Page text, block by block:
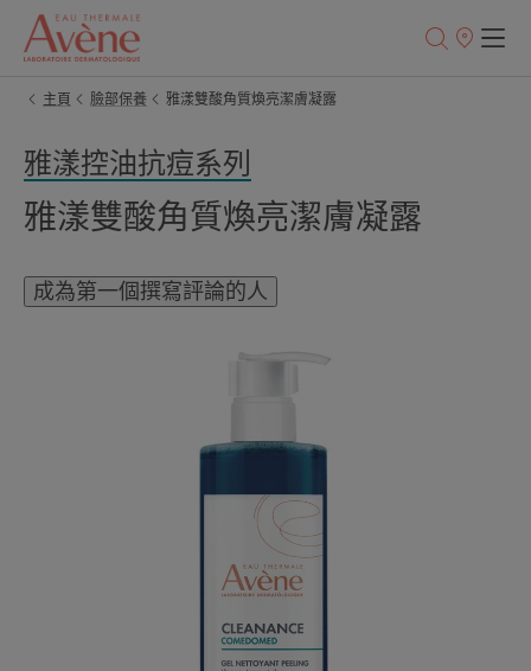
銷
主頁
臉部保養 雅漾雙酸角質煥亮潔膚凝露
雅漾控油抗痘系列
雅漾雙酸角質煥亮潔膚凝露
成為第一個撰寫評論的人